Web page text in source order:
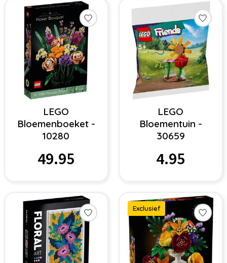
LEGO
Bloemenboeket -
10280
49.95
LEGO
Bloementuin -
30659
4.95
Exclusief